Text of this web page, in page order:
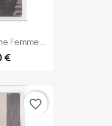
Femme...
€
favorite_border